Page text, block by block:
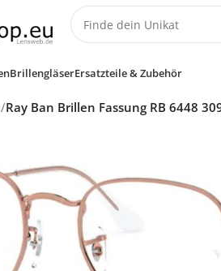
BrillengläserErsatzteile & Zubehör
/Ray Ban Brillen Fassung RB 6448